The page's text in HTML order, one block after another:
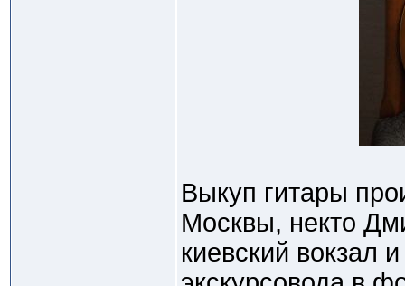
Выкуп гитары
Москвы, некто
киевский вокзал